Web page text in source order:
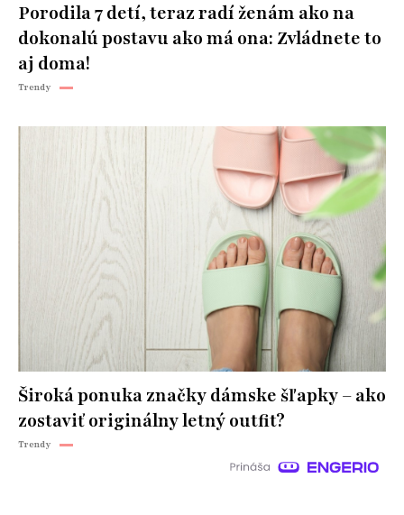
Porodila 7 detí, teraz radí ženám ako na
dokonalú postavu ako má ona: Zvládnete to
aj doma!
Trendy
Široká ponuka značky dámske šľapky – ako
zostaviť originálny letný outfit?
Trendy